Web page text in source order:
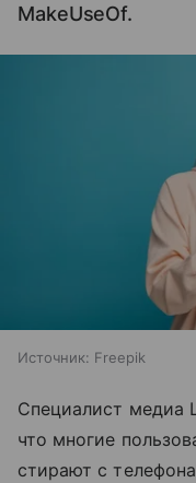
MakeUseOf.
Источник: Freepik
Специалист медиа
что многие
стирают с